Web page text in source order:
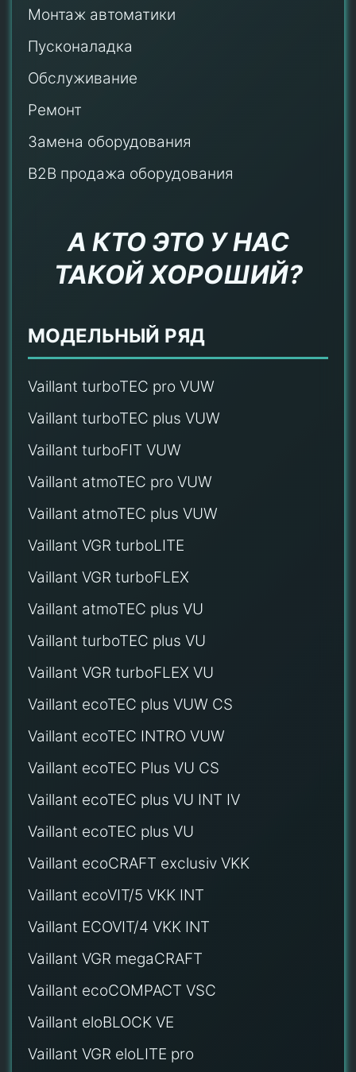
Монтаж автоматики
Пусконаладка
Обслуживание
Ремонт
Замена оборудования
B2B продажа оборудования
А КТО ЭТО У НАС
ТАКОЙ ХОРОШИЙ?
МОДЕЛЬНЫЙ РЯД
Vaillant turboTEC pro VUW
Vaillant turboTEC plus VUW
Vaillant turboFIT VUW
Vaillant atmoTEC pro VUW
Vaillant atmoTEC plus VUW
Vaillant VGR turboLITE
Vaillant VGR turboFLEX
Vaillant atmoTEC plus VU
Vaillant turboTEC plus VU
Vaillant VGR turboFLEX VU
Vaillant ecoTEC plus VUW CS
Vaillant ecoTEC INTRO VUW
Vaillant ecoTEC Plus VU CS
Vaillant ecoTEC plus VU INT IV
Vaillant ecoTEC plus VU
Vaillant ecoCRAFT exclusiv VKK
Vaillant ecoVIT/5 VKK INT
Vaillant ECOVIT/4 VKK INT
Vaillant VGR megaCRAFT
Vaillant ecoCOMPACT VSC
Vaillant eloBLOCK VE
Vaillant VGR eloLITE pro